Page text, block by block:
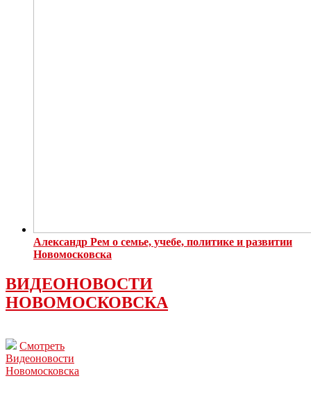
Александр Рем о семье, учебе, политике и развитии
Новомосковска
ВИДЕОНОВОСТИ
НОВОМОСКОВСКА
Смотреть
Видеоновости
Новомосковска